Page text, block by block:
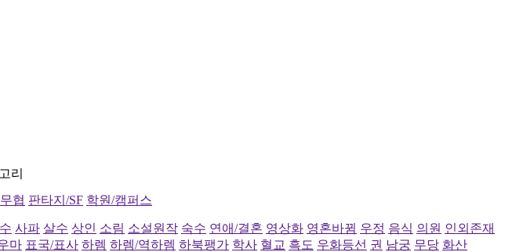
리
무협 판타지/SF 학원/캠퍼스
사파 살수 상인 소림 소설원작 숙수 연애/결혼 영상화 영혼바뀜 우정 음식 의원 인외존재
마 표국/표사 하렘 하렘/역하렘 하북팽가 학사 혈교 흑도 우화등선 권 남궁 무당 화산